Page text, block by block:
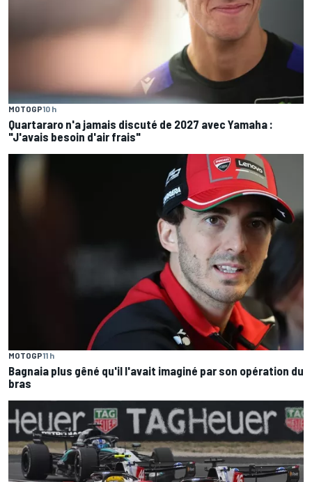
MOTOGP10 h
Quartararo n'a jamais discuté de 2027 avec Yamaha :
"J'avais besoin d'air frais"
MOTOGP11 h
Bagnaia plus gêné qu'il l'avait imaginé par son opération du
bras